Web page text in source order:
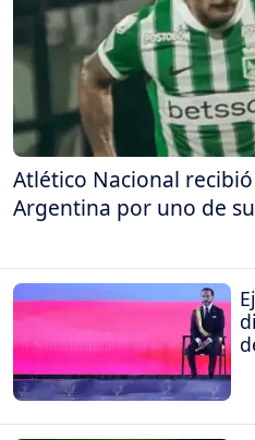
Atlético Nacional
Argentina por uno de